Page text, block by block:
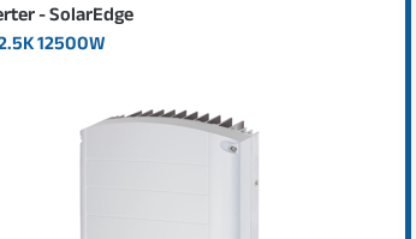
- SolarEdge
12500W